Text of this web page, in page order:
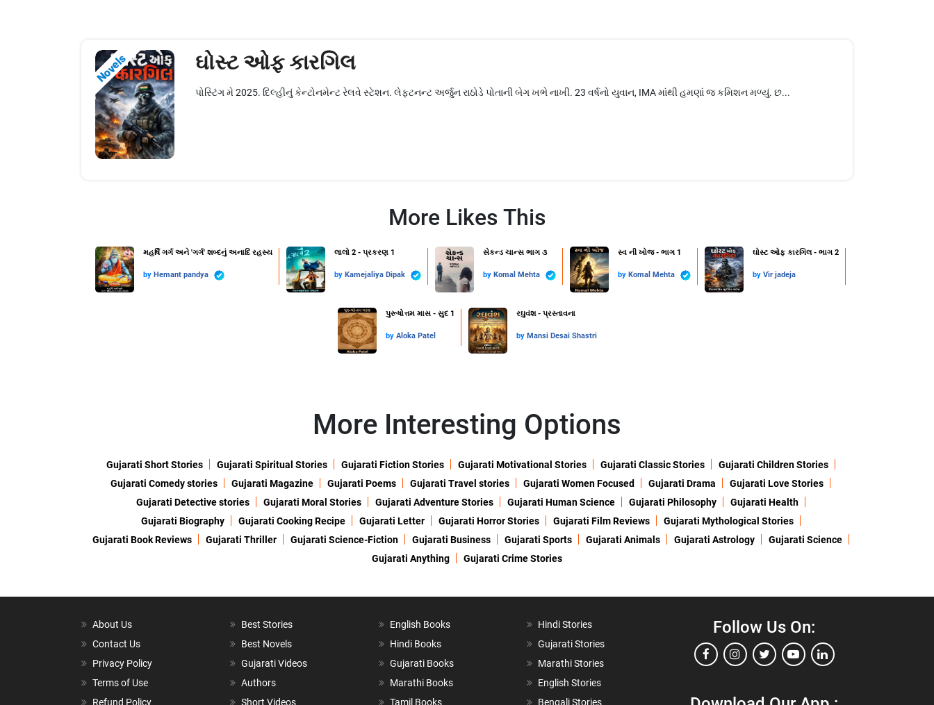
Novels ઘોસ્ટ ઓફ કારગિલ
પોસ્ટિંગ મે 2025. દિલ્હીનું કેન્ટોનમેન્ટ રેલવે સ્ટેશન. લેફ્ટનન્ટ અર્જુન રાઠોડે પોતાની બેગ ખભે નાખી. 23 વર્ષનો યુવાન, IMA માંથી હમણાં જ કમિશન મળ્યું. છ...
More Likes This
મહર્ષિ ગર્ગ અને 'ગર્ગ' શબ્દનું અનાદિ રહસ્ય
by Hemant pandya
લાલો 2 - પ્રકરણ 1
by Kamejaliya Dipak
સેકન્ડ ચાન્સ ભાગ ૩
by Komal Mehta
સ્વ ની ખોજ - ભાગ 1
by Komal Mehta
ઘોસ્ટ ઓફ કારગિલ - ભાગ 2
by Vir jadeja
પુરૂષોત્તમ માસ - સુદ 1
by Aloka Patel
રઘુવંશ - પ્રસ્તાવના
by Mansi Desai Shastri
More Interesting Options
Gujarati Short Stories Gujarati Spiritual Stories Gujarati Fiction Stories Gujarati Motivational Stories Gujarati Classic Stories
Gujarati Children Stories
Gujarati Comedy stories
Gujarati Magazine Gujarati Poems Gujarati Travel stories Gujarati Women Focused Gujarati Drama
Gujarati Love Stories
Gujarati Detective stories
Gujarati Moral Stories Gujarati Adventure Stories Gujarati Human Science Gujarati Philosophy
Gujarati Health
Gujarati Biography
Gujarati Cooking Recipe Gujarati Letter Gujarati Horror Stories Gujarati Film Reviews
Gujarati Mythological Stories
Gujarati Book Reviews
Gujarati Thriller Gujarati Science-Fiction Gujarati Business Gujarati Sports Gujarati Animals Gujarati Astrology
Gujarati Science
Gujarati Anything
Gujarati Crime Stories
About Us
Contact Us
Privacy Policy
Terms of Use
Refund Policy
Best Stories
Best Novels
Gujarati Videos
Authors
Short Videos
English Books
Hindi Books
Gujarati Books
Marathi Books
Tamil Books
Hindi Stories
Gujarati Stories
Marathi Stories
English Stories
Bengali Stories
Follow Us On: